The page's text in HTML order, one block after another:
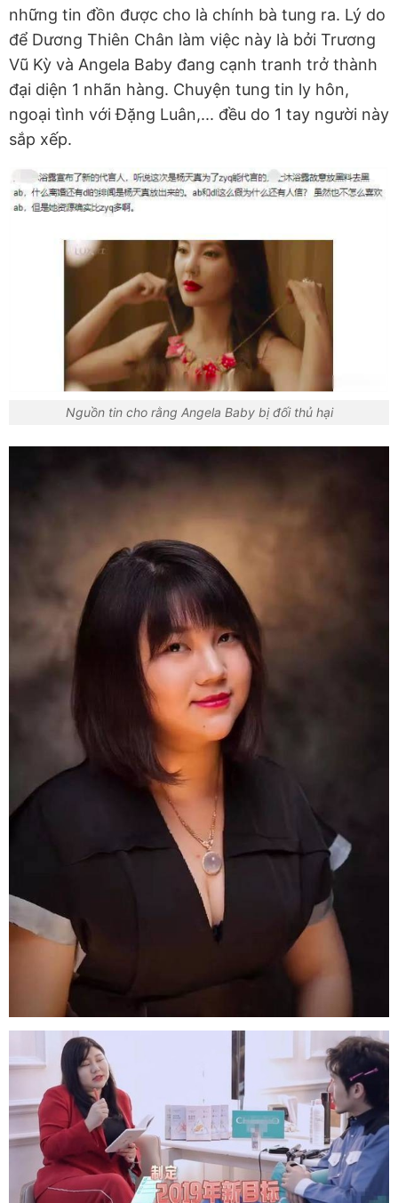
những tin đồn được cho là chính bà tung ra. Lý do
để Dương Thiên Chân làm việc này là bởi Trương
Vũ Kỳ và Angela Baby đang cạnh tranh trở thành
đại diện 1 nhãn hàng. Chuyện tung tin ly hôn,
ngoại tình với Đặng Luân,... đều do 1 tay người này
sắp xếp.
Nguồn tin cho rằng Angela Baby bị đối thủ hại